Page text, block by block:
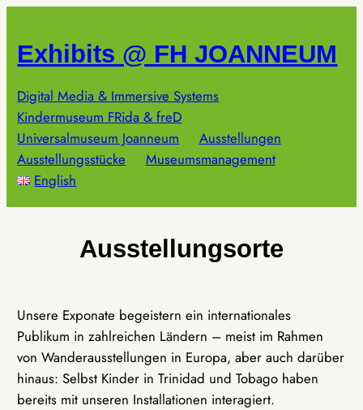
springen
Exhibits @ FH JOANNEUM
Digital Media & Immersive Systems
Kindermuseum FRida & freD
Universalmuseum Joanneum
Ausstellungen
Ausstellungsstücke
Museumsmanagement
English
Ausstellungsorte
Unsere Exponate begeistern ein internationales
Publikum in zahlreichen Ländern – meist im Rahmen
von Wanderausstellungen in Europa, aber auch darüber
hinaus: Selbst Kinder in Trinidad und Tobago haben
bereits mit unseren Installationen interagiert.